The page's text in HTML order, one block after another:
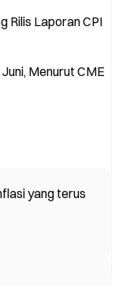
Rilis Laporan CPI
Menurut CME
yang terus